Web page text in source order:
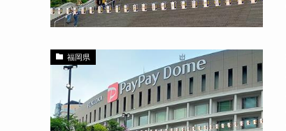
福岡県